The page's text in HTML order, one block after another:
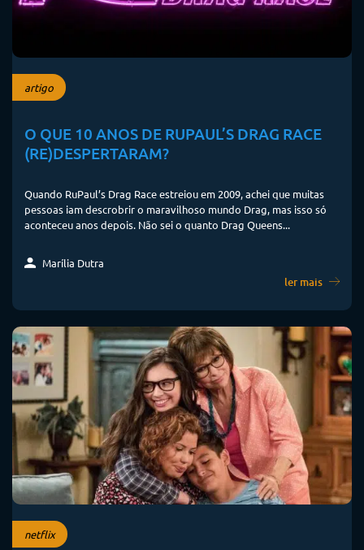
artigo
O QUE 10 ANOS DE RUPAUL’S DRAG RACE
(RE)DESPERTARAM?
Quando RuPaul’s Drag Race estreiou em 2009, achei que muitas
pessoas iam descrobrir o maravilhoso mundo Drag, mas isso só
aconteceu anos depois. Não sei o quanto Drag Queens...
Marília Dutra
ler mais
netflix